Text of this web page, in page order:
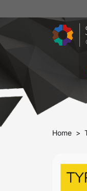
Home